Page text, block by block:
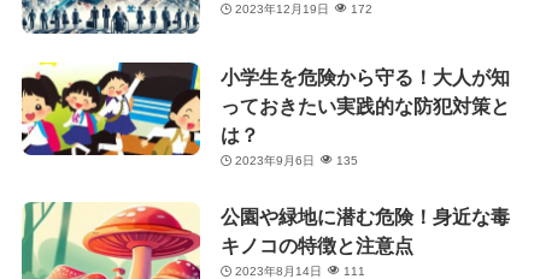
2023年12月19日 172
小学生を危険から守る！大人が知
っておきたい実践的な防犯対策と
は？
2023年9月6日 135
公園や緑地に潜む危険！身近な毒
キノコの特徴と注意点
2023年8月14日 111